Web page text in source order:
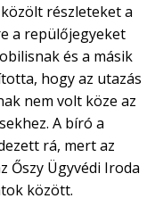
részleteket a
a repülőjegyeket
és a másik
hogy az utazás
nem volt köze az
A bíró a
rá, mert az
Őszy Ügyvédi Iroda
között.